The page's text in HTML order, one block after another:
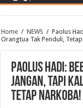
Home / NEWS / Paolus
Orangtua Tak Penduli,
Paolus Hadi:
Jangan, tapi
Tetap Narkoba!